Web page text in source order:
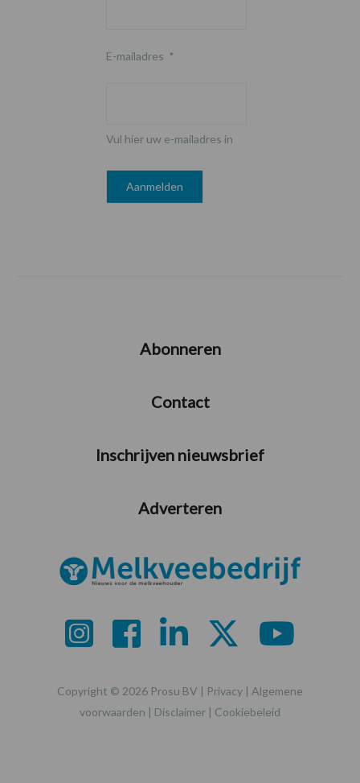
E-mailadres *
Vul hier uw e-mailadres in
Abonneren
Contact
Inschrijven nieuwsbrief
Adverteren
Copyright © 2026 Prosu BV | Privacy | Algemene
voorwaarden | Disclaimer | Cookiebeleid